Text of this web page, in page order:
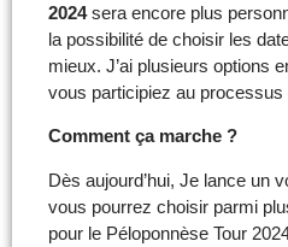
2024sera encore plus
la possibilité de choisir les
mieux. J’ai plusieurs options
vous participiez au processus
Comment ça marche ?
Dès aujourd’hui, Je lance un
vous pourrez choisir parmi
pour le Péloponnèse Tour